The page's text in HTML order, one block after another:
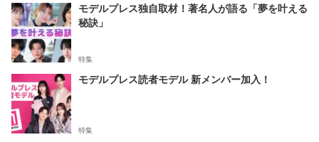
モデルプレス独自取材！著名人が語る「夢を叶える
秘訣」
特集
モデルプレス読者モデル 新メンバー加入！
特集